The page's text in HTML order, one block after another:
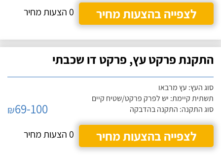
לצפייה בהצעות מחיר
0 הצעות מחיר
התקנת פרקט עץ, פרקט דו שכבתי
סוג העץ: עץ מרבאו
תשתית קיימת: יש לפרק פרקט/שטיח קיים
סוג התקנה: התקנה בהדבקה
₪69-100
לצפייה בהצעות מחיר
0 הצעות מחיר